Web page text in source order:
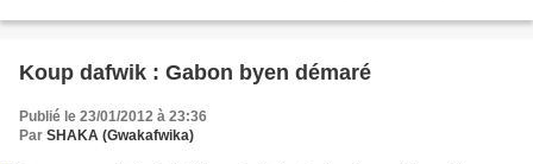
Koup dafwik : Gabon byen démaré
Publié le 23/01/2012 à 23:36
Par SHAKA (Gwakafwika)